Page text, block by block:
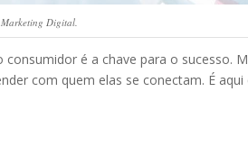
Digital.
é a chave para o sucesso.
com quem elas se conectam. É aqui